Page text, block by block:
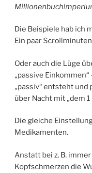
Die Beispiele hab ich
Ein paar
Oder auch die Lüge
„passive
„passiv“ entsteht und
über Nacht mit „dem
Die gleiche
Medikamenten.
Anstatt bei z. B.
Kopfschmerzen die